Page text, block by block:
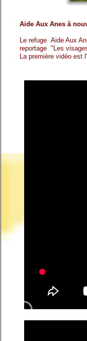
Aide Aux Anes à
Le refuge Aide Aux
reportage "Les
La première vidéo est